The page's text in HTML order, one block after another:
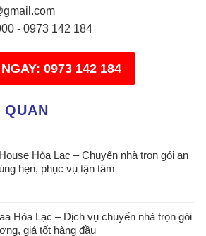
- 0973 142 184
0973 142 184
Hòa Lạc – Chuyển nhà trọn gói an
hẹn, phục vụ tận tâm
Hòa Lạc – Dịch vụ chuyển nhà trọn gói
giá tốt hàng đầu